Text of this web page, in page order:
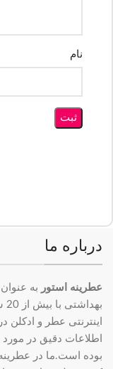
نام
درباره ما
عطرینه استور به
اینترنتی عطر و
اطلاعات دقیق در مورد
بوده است.ما در